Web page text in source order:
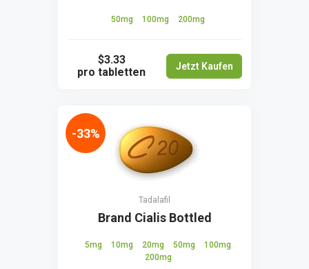
50mg 100mg 200mg
$3.33
pro tabletten
Jetzt Kaufen
Tadalafil
Brand Cialis Bottled
5mg 10mg 20mg 50mg
100mg
200mg
-33%